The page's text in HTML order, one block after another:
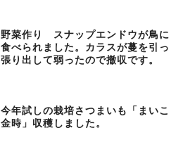
野菜作り スナップエンドウが鳥に
食べられました。カラスが蔓を引っ
張り出して弱ったので撤収です。
今年試しの栽培さつまいも「まいこ
金時」収穫しました。